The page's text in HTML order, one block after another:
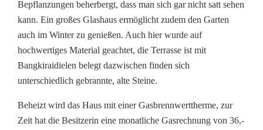
Bepflanzungen beherbergt, dass man sich gar nicht satt sehen
kann. Ein großes Glashaus ermöglicht zudem den Garten
auch im Winter zu genießen. Auch hier wurde auf
hochwertiges Material geachtet, die Terrasse ist mit
Bangkiraidielen belegt dazwischen finden sich
unterschiedlich gebrannte, alte Steine.
Beheizt wird das Haus mit einer Gasbrennwerttherme, zur
Zeit hat die Besitzerin eine monatliche Gasrechnung von 36,-